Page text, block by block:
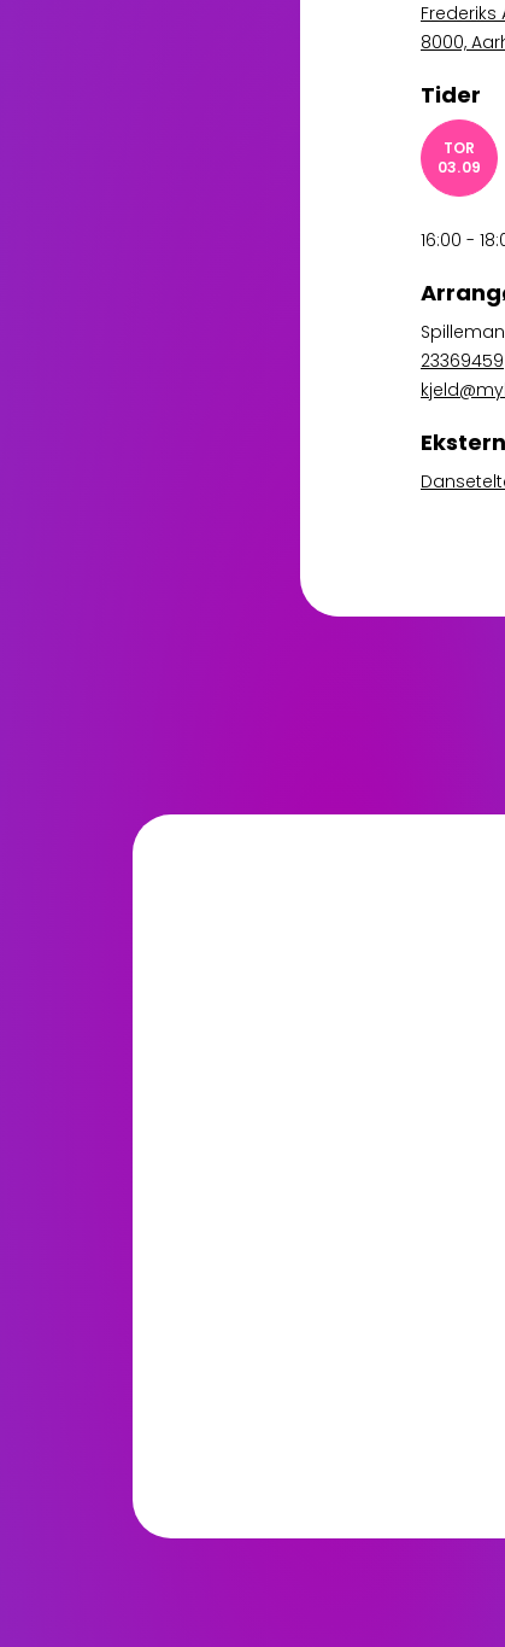
Frederiks
8000,
Tider
TOR
03.09
16:00 -
23369459